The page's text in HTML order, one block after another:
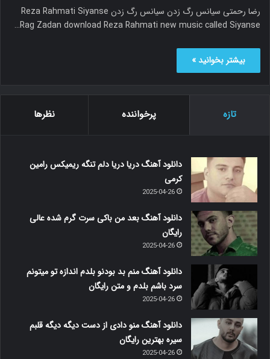
رضا رحمتی سیانس رگ زدن سیانس رگ زدن Reza Rahmati Siyanse
Rag Zadan download Reza Rahmati new music called Siyanse…
بیشتر بخوانید »
تازه پرخواننده نظرها
دانلود آهنگ دریا دریا دلم تنگه ریمیکس رامین
کرمی
2025-04-26
دانلود آهنگ بعد من باکی سرت گرم شده عالی
رایگان
2025-04-26
دانلود آهنگ منم بد بودنو بلدم اندازه تو میتونم
سرد باشم بلدم و متن رایگان
2025-04-26
دانلود آهنگ منو دادی از دست دیگه دیگه قلبم
سیره بهترین رایگان
2025-04-26